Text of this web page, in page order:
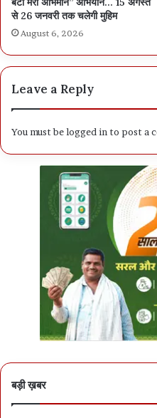
से 26 जनवरी तक चलेगी मुहिम
August 6, 2026
Leave a Reply
You must belogged in to post a
बड़ी ख़बर